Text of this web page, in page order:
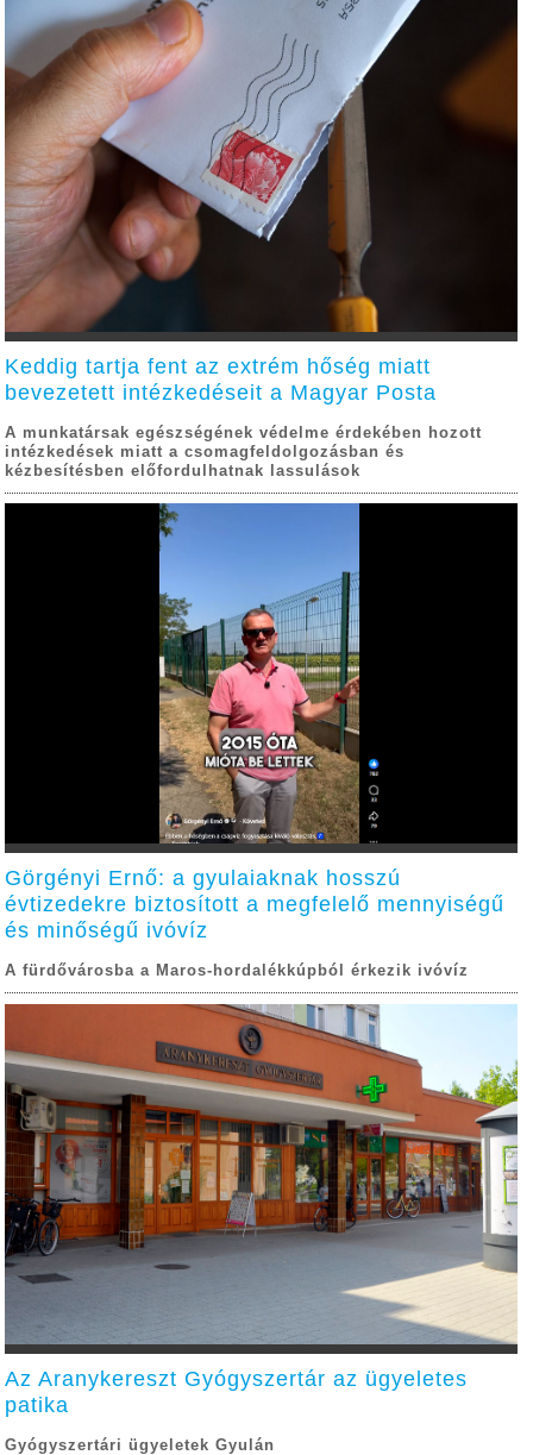
Keddig tartja fent az extrém hőség miatt
bevezetett intézkedéseit a Magyar Posta
A munkatársak egészségének védelme érdekében hozott
intézkedések miatt a csomagfeldolgozásban és
kézbesítésben előfordulhatnak lassulások
Görgényi Ernő: a gyulaiaknak hosszú
évtizedekre biztosított a megfelelő mennyiségű
és minőségű ivóvíz
A fürdővárosba a Maros-hordalékkúpból érkezik ivóvíz
Az Aranykereszt Gyógyszertár az ügyeletes
patika
Gyógyszertári ügyeletek Gyulán